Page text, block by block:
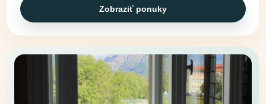
Zobraziť ponuky